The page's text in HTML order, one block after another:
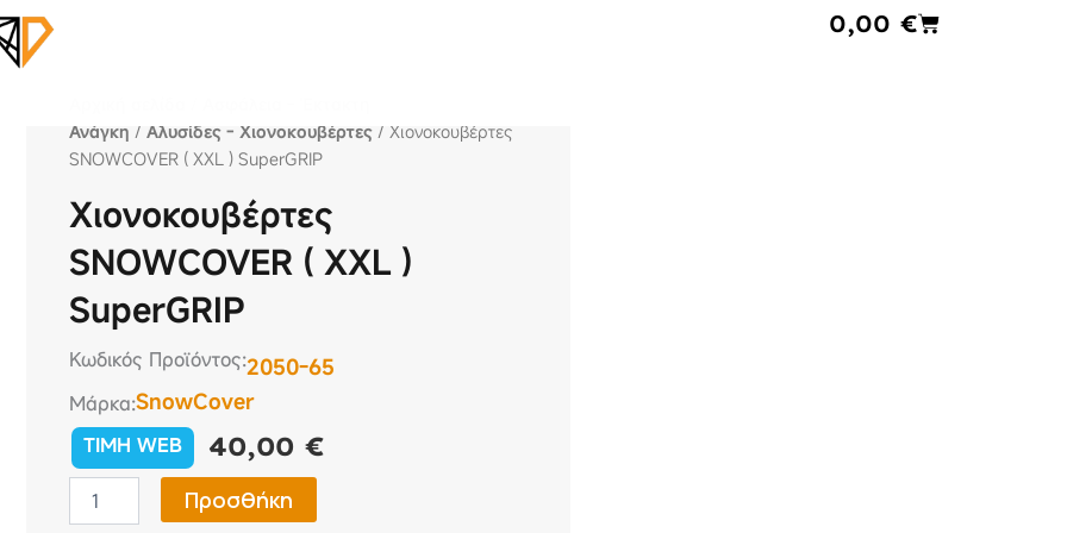
0,00€Cart
Ανάγκη /Αλυσίδες - Χιονοκουβέρτες / Χιονοκουβέρτες
SNOWCOVER ( XXL ) SuperGRIP
Χιονοκουβέρτες
SNOWCOVER ( XXL )
SuperGRIP
Κωδικός Προϊόντος:2050-65
Μάρκα:SnowCover
TIMH WEB 40,00€
Χιονοκουβέρτες
SNOWCOVER
Προσθήκη